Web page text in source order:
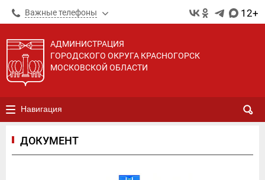
Важные телефоны 12+
АДМИНИСТРАЦИЯ
ГОРОДСКОГО ОКРУГА КРАСНОГОРСК
МОСКОВСКОЙ ОБЛАСТИ
Навигация
ДОКУМЕНТ